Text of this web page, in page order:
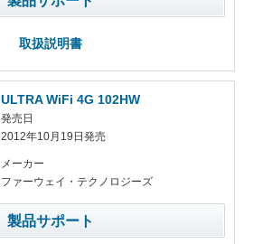
取扱説明書
ULTRA WiFi 4G 102HW
発売日
2012年10月19日発売
メーカー
ファーウェイ・テクノロジーズ
製品サポート